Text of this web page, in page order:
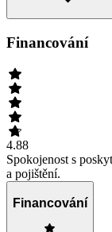
Financování
4.88
Spokojenost s
a pojištění.
Financování